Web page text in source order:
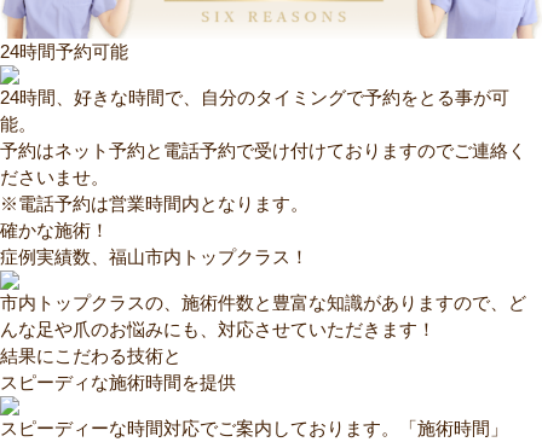
24時間予約可能
24時間、好きな時間で、自分のタイミングで予約をとる事が可
能。
予約はネット予約と電話予約で受け付けておりますのでご連絡く
ださいませ。
※電話予約は営業時間内となります。
確かな施術！
症例実績数、福山市内トップクラス！
市内トップクラスの、施術件数と豊富な知識がありますので、ど
んな足や爪のお悩みにも、対応させていただきます！
結果にこだわる技術と
スピーディな施術時間を提供
スピーディーな時間対応でご案内しております。「施術時間」